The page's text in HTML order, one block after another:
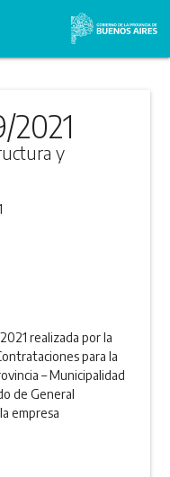
2021
y
realizada por la
para la
– Municipalidad
de General
empresa